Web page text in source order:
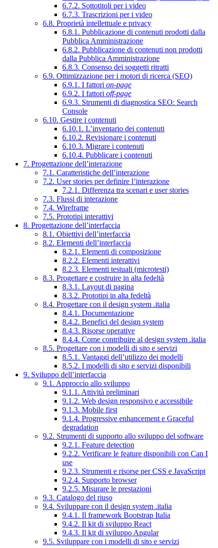
6.7.2. Sottotitoli per i video
6.7.3. Trascrizioni per i video
6.8. Proprietà intellettuale e privacy
6.8.1. Pubblicazione di contenuti prodotti dalla
Pubblica Amministrazione
6.8.2. Pubblicazione di contenuti non prodotti
dalla Pubblica Amministrazione
6.8.3. Consenso dei soggetti ritratti
6.9. Ottimizzazione per i motori di ricerca (SEO)
6.9.1. I fattori on-page
6.9.2. I fattori off-page
6.9.3. Strumenti di diagnostica SEO: Search
Console
6.10. Gestire i contenuti
6.10.1. L’inventario dei contenuti
6.10.2. Revisionare i contenuti
6.10.3. Migrare i contenuti
6.10.4. Pubblicare i contenuti
7. Progettazione dell’interazione
7.1. Caratteristiche dell’interazione
7.2. User stories per definire l’interazione
7.2.1. Differenza tra scenari e user stories
7.3. Flussi di interazione
7.4. Wireframe
7.5. Prototipi interattivi
8. Progettazione dell’interfaccia
8.1. Obiettivi dell’interfaccia
8.2. Elementi dell’interfaccia
8.2.1. Elementi di composizione
8.2.2. Elementi interattivi
8.2.3. Elementi testuali (microtesti)
8.3. Progettare e costruire in alta fedeltà
8.3.1. Layout di pagina
8.3.2. Prototipi in alta fedeltà
8.4. Progettare con il design system .italia
8.4.1. Documentazione
8.4.2. Benefici del design system
8.4.3. Risorse operative
8.4.4. Come contribuire al design system .italia
8.5. Progettare con i modelli di sito e servizi
8.5.1. Vantaggi dell’utilizzo dei modelli
8.5.2. I modelli di sito e servizi disponibili
9. Sviluppo dell’interfaccia
9.1. Approccio allo sviluppo
9.1.1. Attività preliminari
9.1.2. Web design responsivo e accessibile
9.1.3. Mobile first
9.1.4. Progressive enhancement e Graceful
degradation
9.2. Strumenti di supporto allo sviluppo del software
9.2.1. Feature detection
9.2.2. Verificare le feature disponibili con Can I
use
9.2.3. Strumenti e risorse per CSS e JavaScript
9.2.4. Supporto browser
9.2.5. Misurare le prestazioni
9.3. Catalogo del riuso
9.4. Sviluppare con il design system .italia
9.4.1. Il framework Bootstrap Italia
9.4.2. Il kit di sviluppo React
9.4.3. Il kit di sviluppo Angular
9.5. Sviluppare con i modelli di sito e servizi